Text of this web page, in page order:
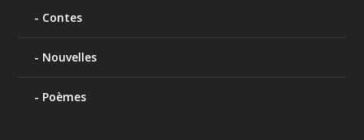
Contes
Nouvelles
Poèmes